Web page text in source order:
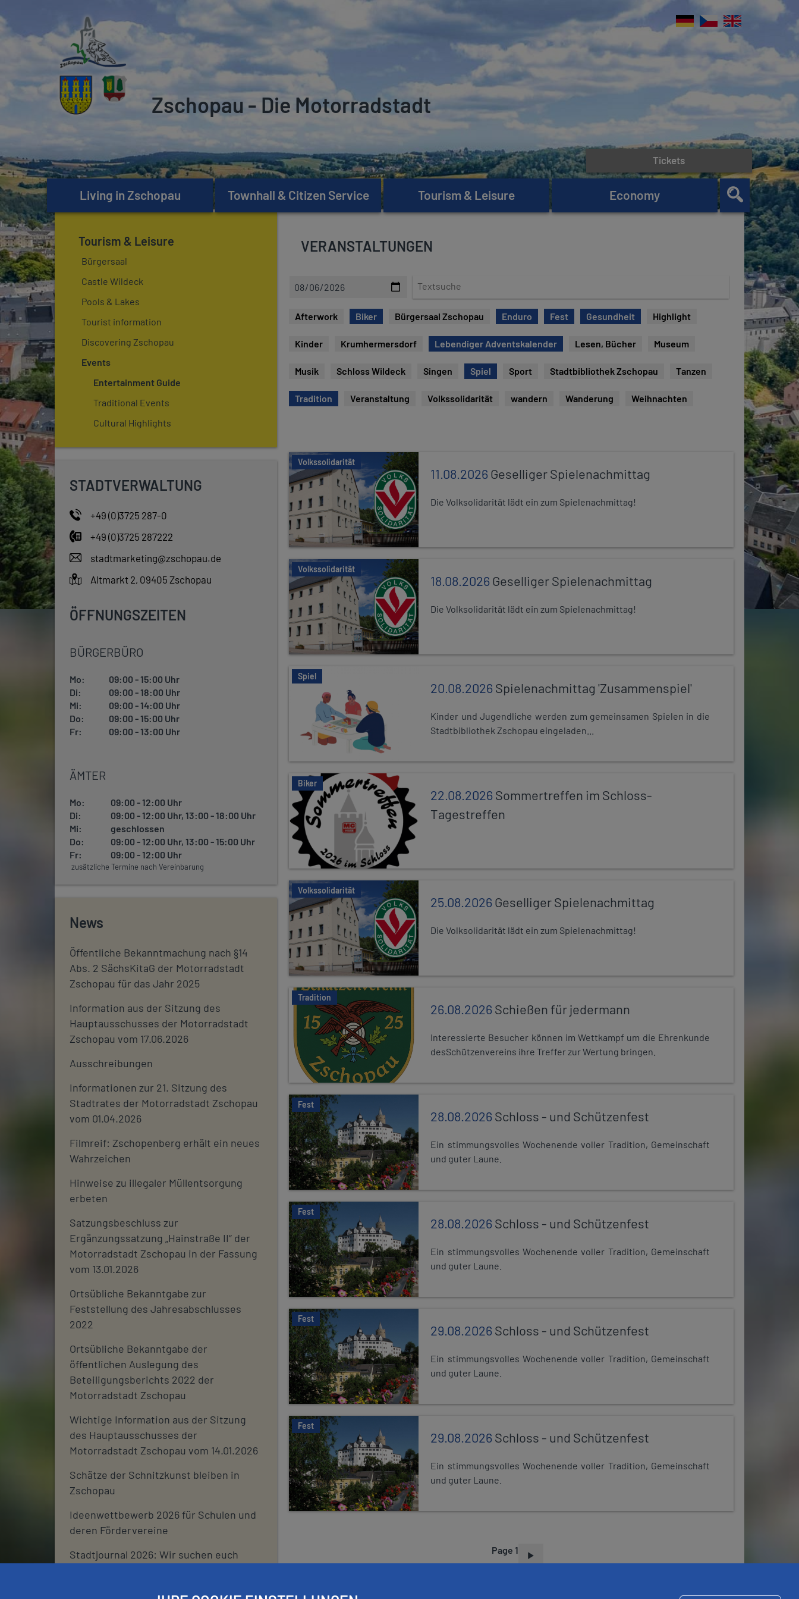
Zschopau - Die Motorradstadt
Living in Zschopau Townhall & Citizen Service Tourism & Leisure Economy
Tickets
Tourism & Leisure
Bürgersaal
Castle Wildeck
Pools & Lakes
Tourist information
Discovering Zschopau
Events
Entertainment Guide
Traditional Events
Cultural Highlights
STADTVERWALTUNG
+49 (0)3725 287-0
+49 (0)3725 287222
stadtmarketing@zschopau.de
Altmarkt 2, 09405 Zschopau
ÖFFNUNGSZEITEN
BÜRGERBÜRO
Mo:
09:00 - 15:00 Uhr
Di:
09:00 - 18:00 Uhr
Mi:
09:00 - 14:00 Uhr
Do:
09:00 - 15:00 Uhr
Fr:
09:00 - 13:00 Uhr
ÄMTER
Mo:
09:00 - 12:00 Uhr
Di:
09:00 - 12:00 Uhr, 13:00 - 18:00 Uhr
Mi:
geschlossen
Do:
09:00 - 12:00 Uhr, 13:00 - 15:00 Uhr
Fr:
09:00 - 12:00 Uhr
zusätzliche Termine nach Vereinbarung
News
Öffentliche Bekanntmachung nach §14
Abs. 2 SächsKitaG der Motorradstadt
Zschopau für das Jahr 2025
Information aus der Sitzung des
Hauptausschusses der Motorradstadt
Zschopau vom 17.06.2026
Ausschreibungen
Informationen zur 21. Sitzung des
Stadtrates der Motorradstadt Zschopau
vom 01.04.2026
Filmreif: Zschopenberg erhält ein neues
Wahrzeichen
Hinweise zu illegaler Müllentsorgung
erbeten
Satzungsbeschluss zur
Ergänzungssatzung „Hainstraße II“ der
Motorradstadt Zschopau in der Fassung
vom 13.01.2026
Ortsübliche Bekanntgabe zur
Feststellung des Jahresabschlusses
2022
Ortsübliche Bekanntgabe der
öffentlichen Auslegung des
Beteiligungsberichts 2022 der
Motorradstadt Zschopau
Wichtige Information aus der Sitzung
des Hauptausschusses der
Motorradstadt Zschopau vom 14.01.2026
Schätze der Schnitzkunst bleiben in
Zschopau
Ideenwettbewerb 2026 für Schulen und
deren Fördervereine
Stadtjournal 2026: Wir suchen euch
VERANSTALTUNGEN
t
u
Afterwork Biker Bürgersaal Zschopau Enduro Fest Gesundheit Highlight
Kinder Krumhermersdorf Lebendiger Adventskalender Lesen, Bücher Museum
Musik Schloss Wildeck Singen Spiel Sport Stadtbibliothek Zschopau Tanzen
Tradition Veranstaltung Volkssolidarität wandern Wanderung Weihnachten
Volkssolidarität
11.08.2026Geselliger Spielenachmittag
Die Volksolidarität lädt ein zum Spielenachmittag!
Volkssolidarität
18.08.2026Geselliger Spielenachmittag
Die Volksolidarität lädt ein zum Spielenachmittag!
Spiel
20.08.2026Spielenachmittag 'Zusammenspiel'
Kinder und Jugendliche werden zum gemeinsamen Spielen in die
Stadtbibliothek Zschopau eingeladen...
Biker
22.08.2026Sommertreffen im Schloss-
Tagestreffen
Volkssolidarität
25.08.2026Geselliger Spielenachmittag
Die Volksolidarität lädt ein zum Spielenachmittag!
Tradition
26.08.2026Schießen für jedermann
Interessierte Besucher können im Wettkampf um die Ehrenkunde
desSchützenvereins ihre Treffer zur Wertung bringen.
Fest
28.08.2026Schloss - und Schützenfest
Ein stimmungsvolles Wochenende voller Tradition, Gemeinschaft
und guter Laune.
Fest
28.08.2026Schloss - und Schützenfest
Ein stimmungsvolles Wochenende voller Tradition, Gemeinschaft
und guter Laune.
Fest
29.08.2026Schloss - und Schützenfest
Ein stimmungsvolles Wochenende voller Tradition, Gemeinschaft
und guter Laune.
Fest
29.08.2026Schloss - und Schützenfest
Ein stimmungsvolles Wochenende voller Tradition, Gemeinschaft
und guter Laune.
P
G
Page 1